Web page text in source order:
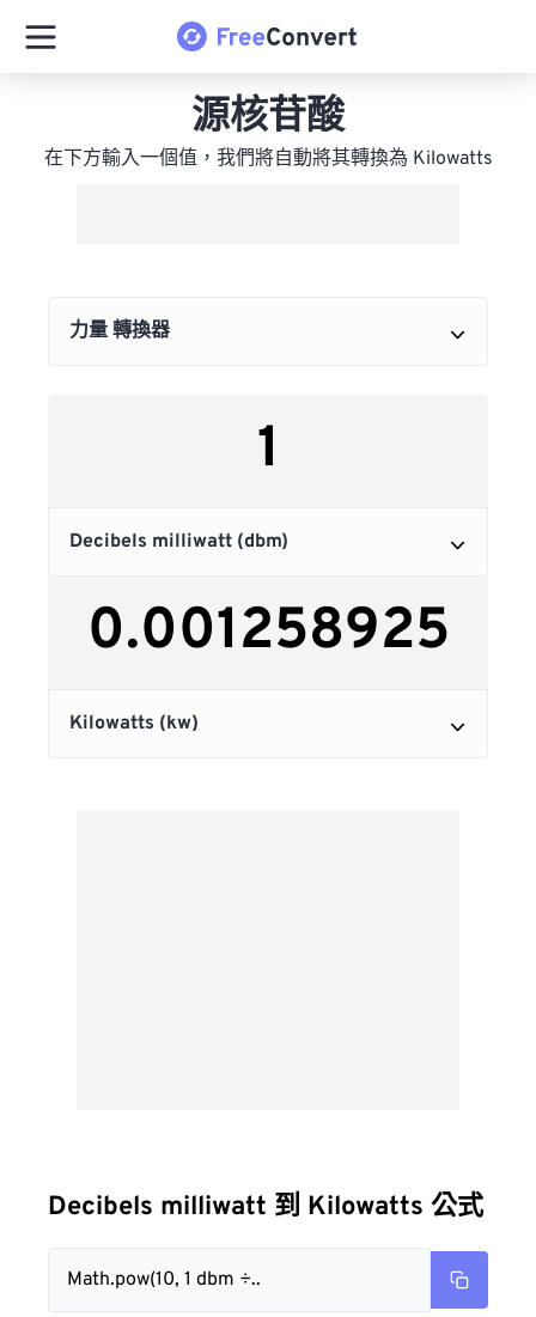
源核苷酸
在下方輸入一個值，我們將自動將其轉換為 Kilowatts
Decibels milliwatt 到 Kilowatts 公式
Math.pow(10, 1 dbm ÷..